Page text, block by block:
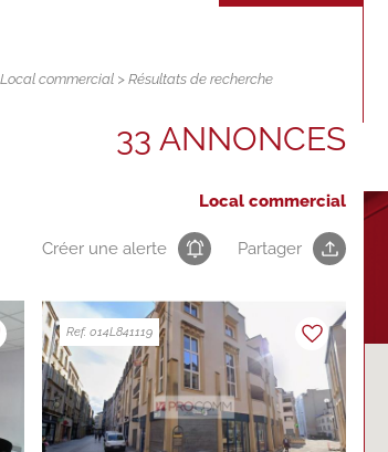
Local commercial > Résultats de recherche
33 ANNONCES
Local commercial
Créer une alerte Partager
Ref. 014L841119